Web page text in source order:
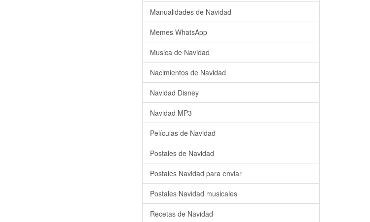
Manualidades de Navidad
Memes WhatsApp
Musica de Navidad
Nacimientos de Navidad
Navidad Disney
Navidad MP3
Películas de Navidad
Postales de Navidad
Postales Navidad para enviar
Postales Navidad musicales
Recetas de Navidad